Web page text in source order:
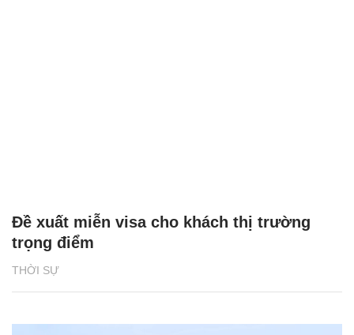
THỜI SỰ
Đề xuất miễn visa cho khách thị trường
trọng điểm